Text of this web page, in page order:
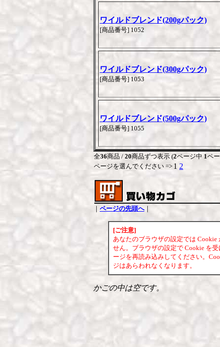
ワイルドブレンド(200gパック)
[商品番号] 1052
ワイルドブレンド(300gパック)
[商品番号] 1053
ワイルドブレンド(500gパック)
[商品番号] 1055
全36商品 / 20商品ずつ表示 (2ページ中 1ペ
ページを選んでください => 1 2
｜ ページの先頭へ｜
[ご注意]
あなたのブラウザの設定では
せん。ブラウザの設定で Cookie を
ージを再読み込みしてください。
ジはあらわれなくなります。
かごの中は空です。